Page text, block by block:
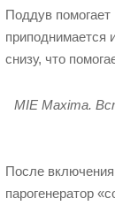
Поддув помогает
приподнимается
снизу, что
MIE Maxima.
После
парогенератор